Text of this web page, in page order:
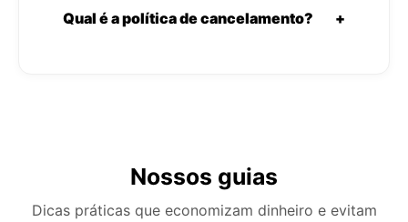
Qual é a política de cancelamento? +
Nossos guias
Dicas práticas que economizam dinheiro e evitam